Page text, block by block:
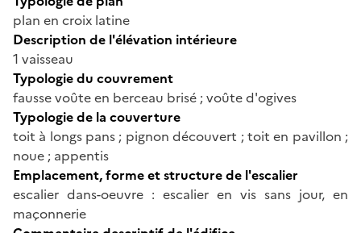
plan en croix latine
Description de l'élévation intérieure
1 vaisseau
Typologie du couvrement
fausse voûte en berceau brisé ; voûte d'ogives
Typologie de la couverture
toit à longs pans ; pignon découvert ; toit en pavillon ;
noue ; appentis
Emplacement, forme et structure de l'escalier
escalier dans-oeuvre : escalier en vis sans jour, en
maçonnerie